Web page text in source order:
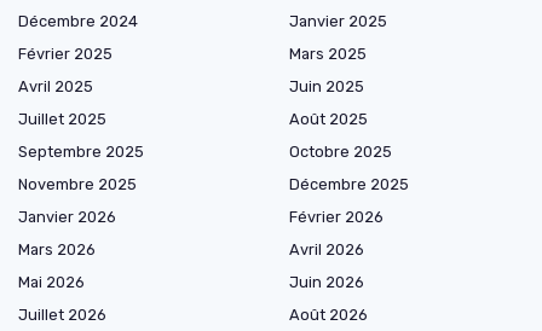
Décembre 2024
Janvier 2025
Février 2025
Mars 2025
Avril 2025
Juin 2025
Juillet 2025
Août 2025
Septembre 2025
Octobre 2025
Novembre 2025
Décembre 2025
Janvier 2026
Février 2026
Mars 2026
Avril 2026
Mai 2026
Juin 2026
Juillet 2026
Août 2026